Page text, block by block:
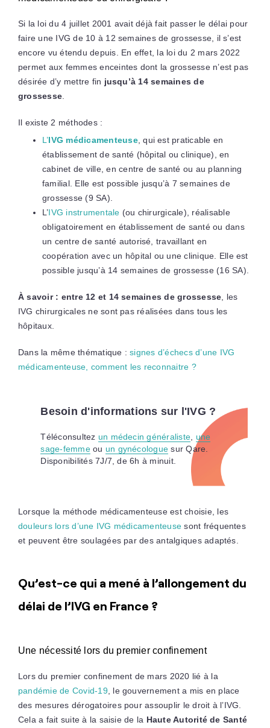
Si la loi du 4 juillet 2001 avait déjà fait passer le délai pour
faire une IVG de 10 à 12 semaines de grossesse, il s’est
encore vu étendu depuis. En effet, la loi du 2 mars 2022
permet aux femmes enceintes dont la grossesse n’est pas
désirée d’y mettre fin jusqu’à 14 semaines de
grossesse
Il existe 2 méthodes :
L’IVG médicamenteuse, qui est praticable en
établissement de santé (hôpital ou clinique), en
cabinet de ville, en centre de santé ou au planning
familial. Elle est possible jusqu’à 7 semaines de
grossesse (9 SA).
L’IVG instrumentale (ou chirurgicale) , réalisable
obligatoirement en établissement de santé ou dans
un centre de santé autorisé, travaillant en
coopération avec un hôpital ou une clinique. Elle est
possible jusqu’à 14 semaines de grossesse (16 SA).
À savoir : entre 12 et 14 semaines de grossesse , les
IVG chirurgicales ne sont pas réalisées dans tous les
hôpitaux.
Dans la même thématique :signes d’échecs d’une IVG
médicamenteuse, comment les reconnaitre ?
Besoin d'informations sur l'IVG ?
Téléconsultez un médecin généraliste
une
sage-femmeou un gynécologue sur Qare.
Disponibilités 7J/7, de 6h à minuit.
Lorsque la méthode médicamenteuse est choisie, les
douleurs lors d’une IVG médicamenteuse sont fréquentes
et peuvent être soulagées par des antalgiques adaptés.
Qu’est-ce qui a mené à l’allongement du
délai de l’IVG en France ?
Une nécessité lors du premier confinement
Lors du premier confinement de mars 2020 lié à la
pandémie de Covid-19 , le gouvernement a mis en place
des mesures dérogatoires pour assouplir le droit à l’IVG.
Cela a fait suite à la saisie de la Haute Autorité de Santé